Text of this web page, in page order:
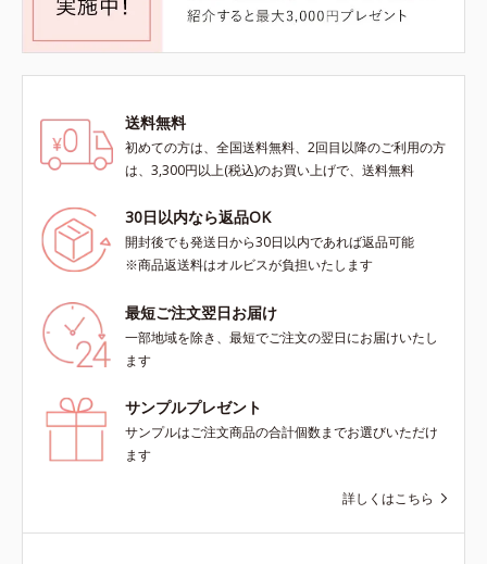
送料無料
初めての方は、全国送料無料、2回目以降のご利用の方
は、3,300円以上(税込)のお買い上げで、送料無料
30日以内なら返品OK
開封後でも発送日から30日以内であれば返品可能
※商品返送料はオルビスが負担いたします
最短ご注文翌日お届け
一部地域を除き、最短でご注文の翌日にお届けいたし
ます
サンプルプレゼント
サンプルはご注文商品の合計個数までお選びいただけ
ます
詳しくはこちら